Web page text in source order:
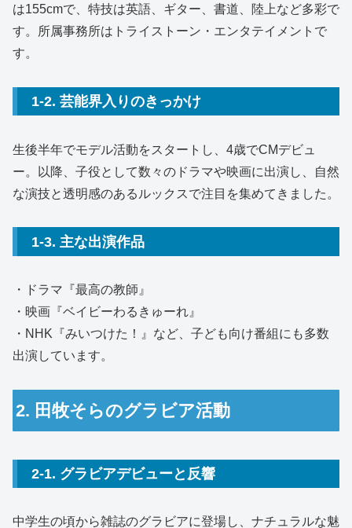
は155cmで、特技は英語、ギター、書道、陸上など多彩で
す。所属事務所はトライストーン・エンタテイメントで
す。
1-2. 芸能界入りのきっかけ
生後半年でモデル活動をスタートし、4歳でCMデビュ
ー。以降、子役として数々のドラマや映画に出演し、自然
な演技と透明感のあるルックスで注目を集めてきました。
1-3. 主な出演作品
・ドラマ『最高の教師』
・映画『ベイビーわるきゅーれ』
・NHK『みいつけた！』など、子ども向け番組にも多数
出演しています。
2. 田牧そらのグラビア活動
2-1. グラビアデビューと反響
中学生の頃から雑誌のグラビアに登場し、ナチュラルな魅